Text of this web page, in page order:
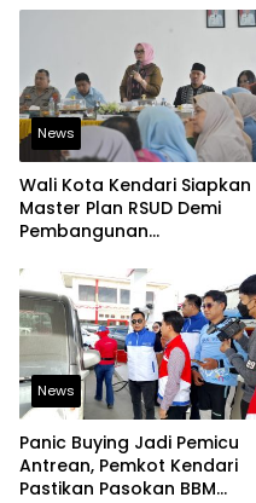
News
Wali Kota Kendari Siapkan
Master Plan RSUD Demi
Pembangunan
News
Panic Buying Jadi Pemicu
Antrean, Pemkot Kendari
Pastikan Pasokan BBM